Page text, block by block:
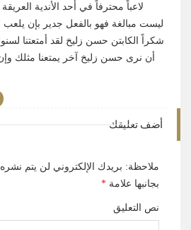
لاعباً محترفاً في أحد الأندية
ليست مبالغة فهو بالفعل جدير بإن يلعب
شكراً الكابتن حسن زليخ لقد أمتعتنا
أن نرى حسن زليخ آخر يمتعنا مثلك
أضف تعليقك
ملاحظة: بريدك الإلكتروني لن يتم نشره.
بجانبها علامة *
نص التعليق